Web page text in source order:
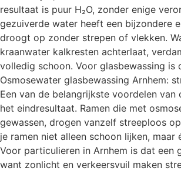
resultaat is puur H₂O, zonder enige
gezuiverde water heeft een bijzondere
droogt op zonder strepen of vlekken.
kraanwater kalkresten achterlaat,
volledig schoon. Voor glasbewassing is
Osmosewater glasbewassing Arnhem:
Een van de belangrijkste voordelen van
het eindresultaat. Ramen die met
gewassen, drogen vanzelf streeploos
je ramen niet alleen schoon lijken, maar
Voor particulieren in Arnhem is dat een
want zonlicht en verkeersvuil maken